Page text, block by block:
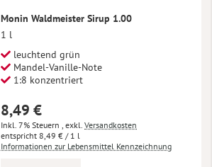
Monin Waldmeister Sirup 1.00
1 l
leuchtend grün
Mandel-Vanille-Note
1:8 konzentriert
8,49 €
Inkl. 7% Steuern , exkl. Versandkosten
8,49 € / 1 l
Informationen zur Lebensmittel Kennzeichnung